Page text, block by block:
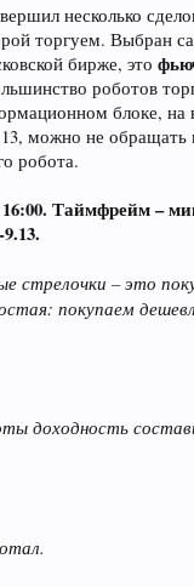
несколько
торгуем. Выбран
бирже, это
роботов
блоке, на
можно не обращать
робота.
16:00. Таймфрейм –
стрелочки – это
покупаем
доходность